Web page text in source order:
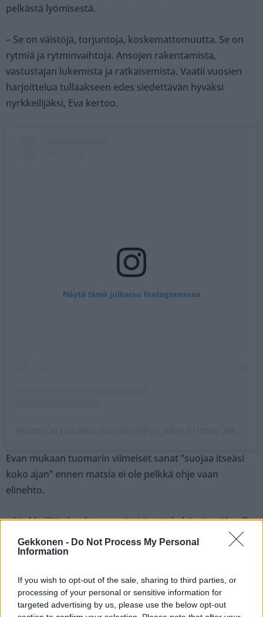
Gekkonen - Do Not Process My Personal
Information
If you wish to opt-out of the sale, sharing to third parties, or
processing of your personal or sensitive information for
targeted advertising by us, please use the below opt-out
pelkästä lyömisestä.
– Se on väistöjä, torjuntoja, koskemattomuutta. Se on
rytmiä ja rytminvaihtoja. Ansojen rakentamista,
vastustajan lukemista ja ratkaisemista. Vaatii vuosien
harjoittelua tullaakseen edes siedettävän hyväksi
nyrkkeilijäksi, Eva kertoo.
Näytä tämä julkaisu Instagramissa
Evan mukaan tuomarin viimeiset sanat ”suojaa itseäsi
koko ajan” ennen matsia ei ole pelkkä ohje vaan
elinehto.
– Nyrkkeilijän kuuluu ymmärtää, että kehässä voi kuolla
– tai tappaa toisen. Pää ei ole alaisin, eikä se ole lyömistä
varten.
Evan mukaan rahasta tappeleminen ja tajunnan
menettäminen ei ole nyrkkeilyä eikä sitä pitäisi